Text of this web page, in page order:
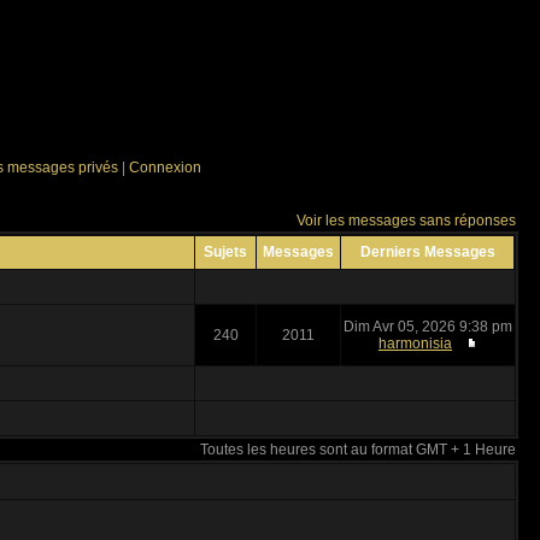
messages privés Connexion
Voir les messages sans réponses
Sujets Messages Derniers Messages
240 2011
Dim Avr 05, 2026 9:38 pm
harmonisia
Toutes les heures sont au format GMT + 1 Heure